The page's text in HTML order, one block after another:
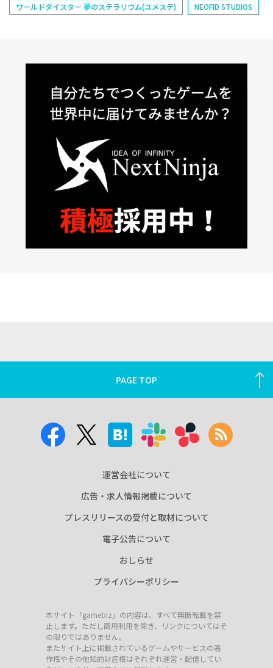
ワールドダイスター 夢のステラリウム(ユメステ)
NEOFID STUDIOS
PAGE TOP
運営会社について
広告・求人情報掲載について
プレスリリースの受付と取材について
電子公告について
おしらせ
プライバシーポリシー
本サイト「gamebiz」の内容は、すべて無断転載を禁
止します。ただし商用利用を除き、リンクについてはそ
の限りではありません。
またサイト上に掲載されているゲームやサービスの著
作権やその他知的財産権はそれぞれ運営・配信してい